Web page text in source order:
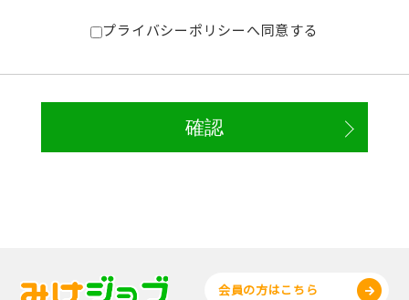
プライバシーポリシーへ同意する
会員の方はこちら